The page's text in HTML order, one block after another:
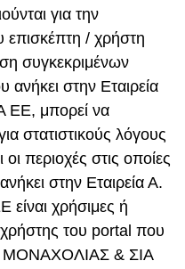
για την
/ χρήστη
συγκεκριμένων
στην Εταιρεία
μπορεί να
στατιστικούς λόγους
περιοχές στις οποίες
στην Εταιρεία Α.
χρήσιμες ή
του portal που
ΜΟΝΑΧΟΛΙΑΣ & ΣΙΑ